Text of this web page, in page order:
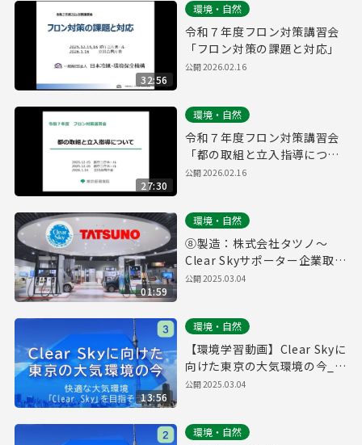
32:56
環境・自然
令和７年度フロン対策講習会
「フロン対策の課題と対応」
公開2026.02.16
27:30
環境・自然
令和７年度フロン対策講習会
「都の取組と立入指導につい
て」
公開2026.02.16
01:59
環境・自然
⑧製造：株式会社タツノ～
Clear Skyサポーター企業取組
紹介～
公開2025.03.04
13:56
環境・自然
【環境学習動画】Clear Skyに
向けた東京の大気環境の今_③
快適な大気環境「Clear Sky」
公開2025.03.04
環境・自然